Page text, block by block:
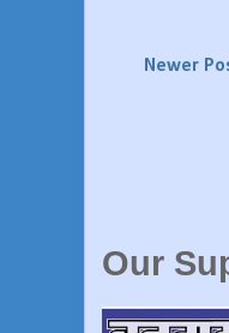
Newer
Our